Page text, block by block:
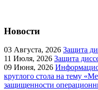
Новости
03 Августа, 2026 Защита
11 Июля, 2026 Защита
09 Июня, 2026
круглого стола на тему
защищенности